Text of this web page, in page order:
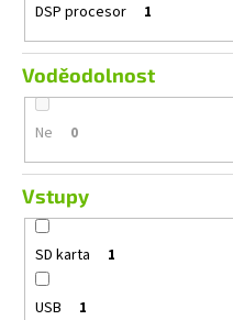
DSP procesor 1
Voděodolnost
Ne 0
Vstupy
SD karta 1
USB 1